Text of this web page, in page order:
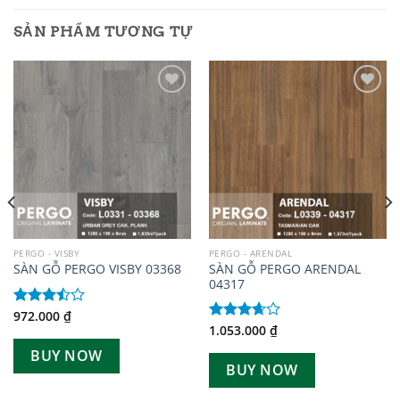
SẢN PHẨM TƯƠNG TỰ
PERGO - VISBY
SÀN GỖ PERGO VISBY 03368
Được
3.505
sao
972.000 ₫
BUY NOW
Add to
PERGO - ARENDAL
SÀN GỖ PERGO ARENDAL
04317
Được
3.675
sao
1.053.000 ₫
BUY NOW